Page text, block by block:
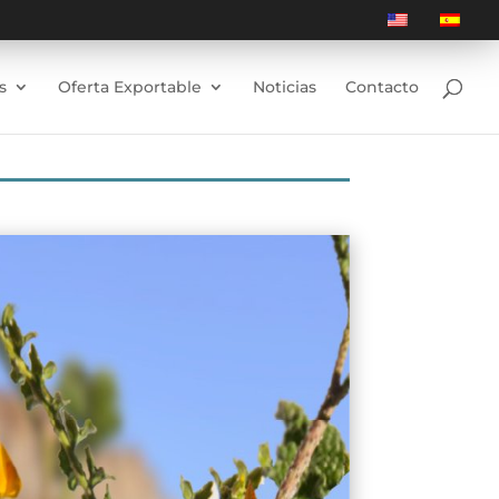
Oferta Exportable Noticias Contacto